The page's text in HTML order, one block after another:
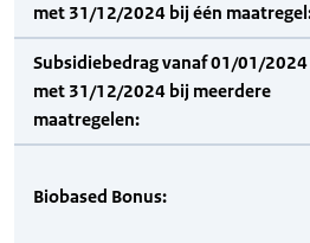
met 31/12/2024 bij één
Subsidiebedrag vanaf 01/01/
met 31/12/2024 bij meerdere
maatregelen:
Biobased Bonus: